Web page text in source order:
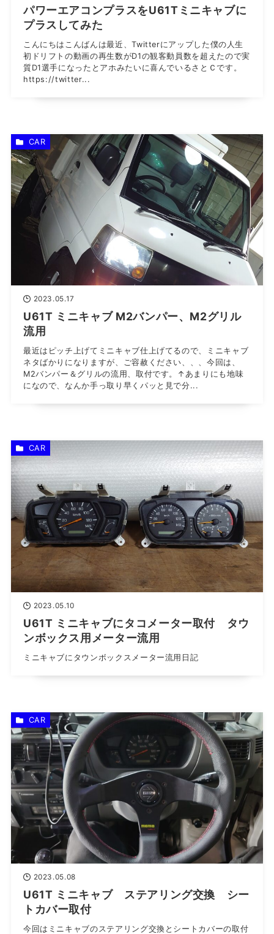
パワーエアコンプラスをU61Tミニキャブに
プラスしてみた
こんにちはこんばんは最近、Twitterにアップした僕の人生
初ドリフトの動画の再生数がD1の観客動員数を超えたので実
質D1選手になったとアホみたいに喜んでいるさとＣです。
https://twitter...
2023.05.17
U61T ミニキャブ M2バンパー、M2グリル
流用
最近はピッチ上げてミニキャブ仕上げてるので、ミニキャブ
ネタばかりになりますが、ご容赦ください、、、今回は、
M2バンパー＆グリルの流用、取付です。↑あまりにも地味
になので、なんか手っ取り早くパッと見で分...
CAR
2023.05.10
U61T ミニキャブにタコメーター取付 タウ
ンボックス用メーター流用
ミニキャブにタウンボックスメーター流用日記
CAR
2023.05.08
U61T ミニキャブ ステアリング交換 シー
トカバー取付
今回はミニキャブのステアリング交換とシートカバーの取付
CAR